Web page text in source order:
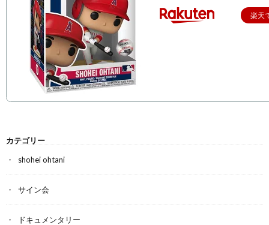
楽天
カテゴリー
shohei ohtani
サイン会
ドキュメンタリー